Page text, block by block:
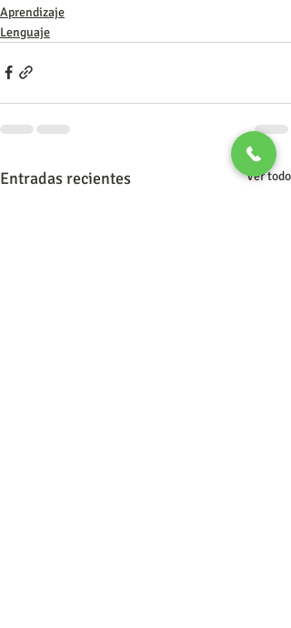
Aprendizaje
Lenguaje
Entradas recientes Ver todo